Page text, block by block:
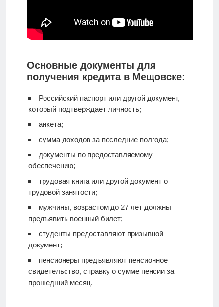
Основные документы для
получения кредита в Мещовске:
Российский паспорт или другой документ,
который подтверждает личность;
анкета;
сумма доходов за последние полгода;
документы по предоставляемому
обеспечению;
трудовая книга или другой документ о
трудовой занятости;
мужчины, возрастом до 27 лет должны
предъявить военный билет;
студенты предоставляют призывной
документ;
пенсионеры предъявляют пенсионное
свидетельство, справку о сумме пенсии за
прошедший месяц.